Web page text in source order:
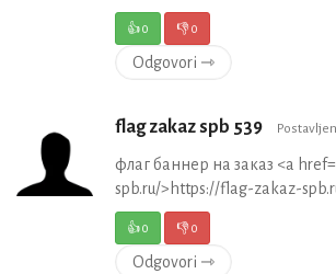
👍0 👎0
Odgovori ⇾
flag zakaz spb 539
флаг баннер на заказ <a
spb.ru/>https://flag-zakaz-
👍0 👎0
Odgovori ⇾